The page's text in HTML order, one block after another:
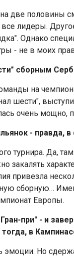
две половины
лидеры.
Однако
- не в моих
сборным
на
шести",
очень мощно,
- правда,
турнира. Да,
закалять
привезла
сборную…
Европы.
при" - и
в
эмоции. Но